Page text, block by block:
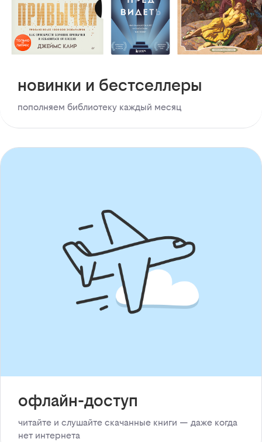
новинки и бестселлеры
пополняем библиотеку каждый месяц
офлайн-доступ
читайте и слушайте скачанные книги — даже когда
нет интернета